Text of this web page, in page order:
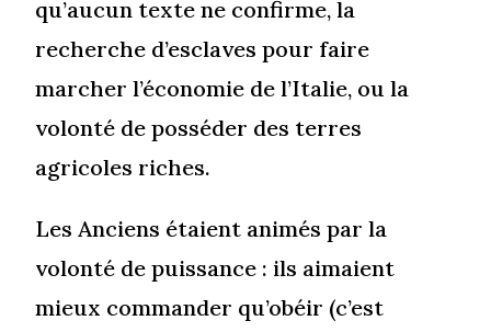
qu’aucun texte ne confirme, la
recherche d’esclaves pour faire
marcher l’économie de l’Italie, ou la
volonté de posséder des terres
agricoles riches.
Les Anciens étaient animés par la
volonté de puissance : ils aimaient
mieux commander qu’obéir (c’est